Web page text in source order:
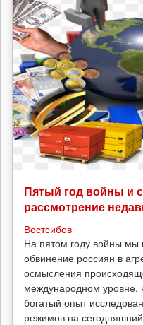
Пятый год войны и
рассмотрение
Востсибов
На пятом году войны мы
обвинение россиян в
осмысления
международном уровне,
богатый опыт
режимов на